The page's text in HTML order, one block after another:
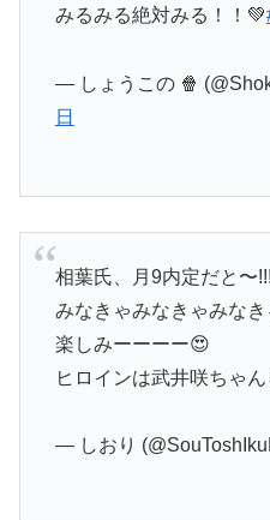
みるみる絶対みる！！💚
— しょうこの 🍿
日
相葉氏、月9内定だと〜
みなきゃみなきゃみなき
楽しみーーーー😍
ヒロインは武井咲ちゃん
— しおり